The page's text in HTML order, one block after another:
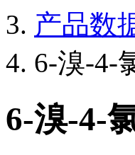
产品数
6-溴-4-
6-溴-4-